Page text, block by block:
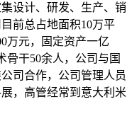
设计、研发、生产、销
前总占地面积10万平
万元，固定资产一亿
骨干50余人，公司与国
司合作，公司管理人员
，高管经常到意大利米